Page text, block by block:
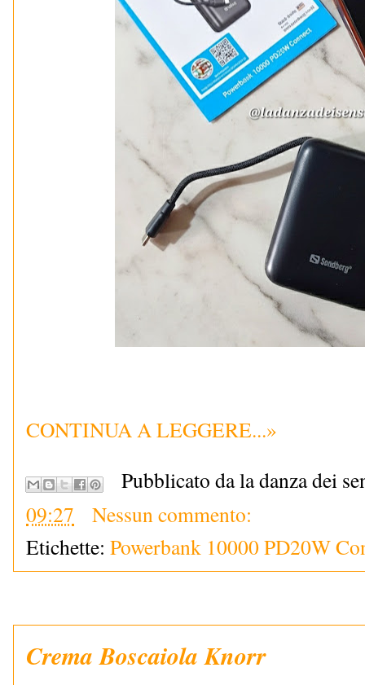
CONTINUA A LEGGERE...»
Pubblicato da la danza dei
09:27
Nessun commento:
Etichette: Powerbank 10000 PD20W
Crema Boscaiola Knorr